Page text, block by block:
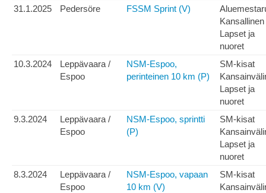
31.1.2025
Pedersöre FSSM Sprint (V)
Kansallinen
Lapset ja
nuoret
10.3.2024
Leppävaara /
Espoo
NSM-Espoo,
perinteinen 10 km (P)
SM-kisat
Lapset ja
nuoret
9.3.2024
Leppävaara /
Espoo
NSM-Espoo, sprintti
(P)
SM-kisat
Lapset ja
nuoret
8.3.2024
Leppävaara /
Espoo
NSM-Espoo, vapaan
10 km (V)
SM-kisat